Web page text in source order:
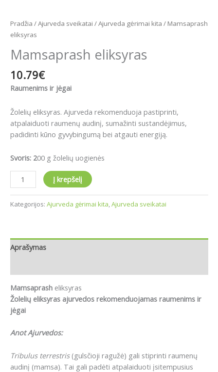
Pradžia /Ajurveda sveikatai /Ajurveda gėrimai kita / Mamsaprash
eliksyras
Mamsaprash eliksyras
10.79€
Raumenims ir jėgai
Žolelių eliksyras. Ajurveda rekomenduoja pastiprinti,
atpalaiduoti raumenų audinį, sumažinti sustandėjimus,
padidinti kūno gyvybingumą bei atgauti energiją.
Svoris: 200 g žolelių uogienės
Į krepšelį
Kategorijos: Ajurveda gėrimai kita,Ajurveda sveikatai
Aprašymas
Mamsaprash eliksyras
Žolelių eliksyras ajurvedos rekomenduojamas raumenims ir
jėgai
Anot Ajurvedos:
Tribulus terrestris(gulsčioji ragužė) gali stiprinti raumenų
audinį (mamsa). Tai gali padėti atpalaiduoti įsitempusius